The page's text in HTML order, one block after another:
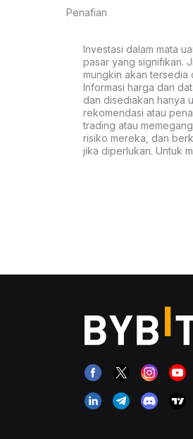
Penafian
Investasi dalam mata
pasar yang signifikan.
mungkin akan tersedia
Informasi harga dan
dan disediakan hanya
rekomendasi atau
trading atau
risiko mereka, dan
jika diperlukan. Untuk